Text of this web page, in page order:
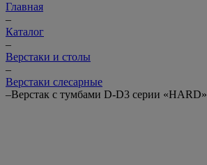
Главная
–
Каталог
–
Верстаки и столы
–
Верстаки слесарные
–Верстак с тумбами D-D3 серии «HARD»